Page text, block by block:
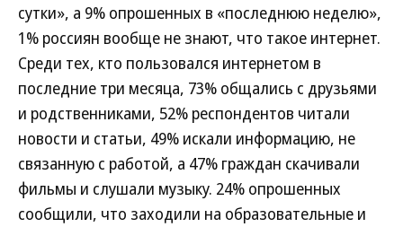
сутки», а 9% опрошенных в «последнюю неделю»,
1% россиян вообще не знают, что такое интернет.
Среди тех, кто пользовался интернетом в
последние три месяца, 73% общались с друзьями
и родственниками, 52% респондентов читали
новости и статьи, 49% искали информацию, не
связанную с работой, а 47% граждан скачивали
фильмы и слушали музыку. 24% опрошенных
сообщили, что заходили на образовательные и